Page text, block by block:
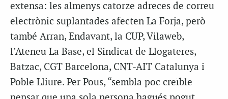
extensa: les almenys catorze adreces de correu
electrònic suplantades afecten La Forja, però
també Arran, Endavant, la CUP, Vilaweb,
l’Ateneu La Base, el Sindicat de Llogateres,
Batzac, CGT Barcelona, CNT-AIT Catalunya i
Poble Lliure. Per Pous, “sembla poc creïble